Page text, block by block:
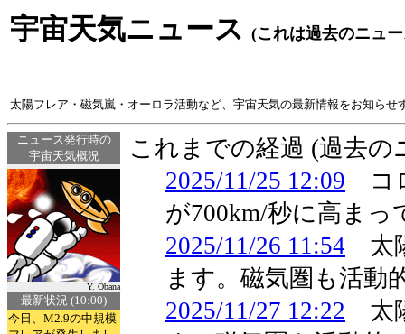
宇宙天気ニュース (これは過去のニュ
太陽フレア・磁気嵐・オーロラ活動など、宇宙天気の最新情報をお知らせ
ニュース発行時の
宇宙天気概況
Y. Obana
最新状況 (10:00)
今日、M2.9の中規模
これまでの経過 (過去
2025/11/25 12:09 コ
が700km/秒に高まっ
2025/11/26 11:54 太
ます。磁気圏も活動
2025/11/27 12:22 太